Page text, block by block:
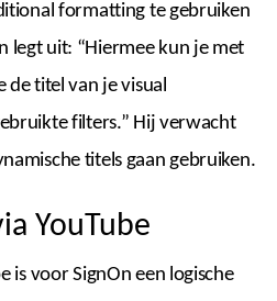
formatting te gebruiken
legt uit: “Hiermee kun je met
de titel van je visual
filters.” Hij verwacht
titels gaan gebruiken.
YouTube
is voor SignOn een logische